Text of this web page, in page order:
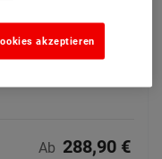
Ab 288,90 €
akzeptieren